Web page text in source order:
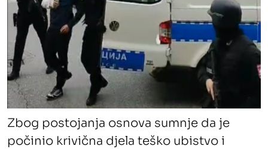
Zbog postojanja osnova sumnje da je
počinio krivična djela teško ubistvo i